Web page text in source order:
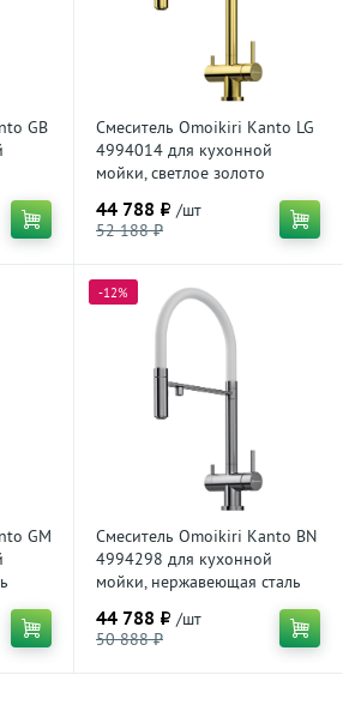
GB
Смеситель Omoikiri Kanto LG
4994014 для кухонной
мойки, светлое золото
44 788 ₽ /шт
52 188 ₽
GM
-12%
Смеситель Omoikiri Kanto BN
4994298 для кухонной
мойки, нержавеющая сталь
44 788 ₽ /шт
50 888 ₽